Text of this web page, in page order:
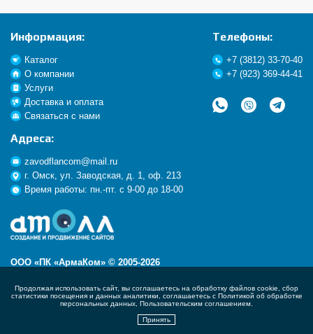
Телефоны:
+7 (3812) 33-70-40
+7 (923) 369-44-41
Информация:
Каталог
О компании
Услуги
Доставка и оплата
Связаться с нами
Адреса:
zavodflancom@mail.ru
г. Омск, ул. Заводская, д. 1, оф. 213
Время работы: пн.-пт. с 9-00 до 18-00
ООО «ПК «АрмаКом» © 2005-2026
Согласие на обработку перс. данных
Продолжая использовать сайт, вы соглашаетесь на обработку файлов cookie, сбор
статистики посещения и данных аналитики,
соглашаетесь с Политикой об обработке
персональных данных Пользовательским соглашением
Принять